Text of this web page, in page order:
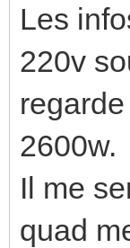
Les
220v
2600w.
Il me
quad